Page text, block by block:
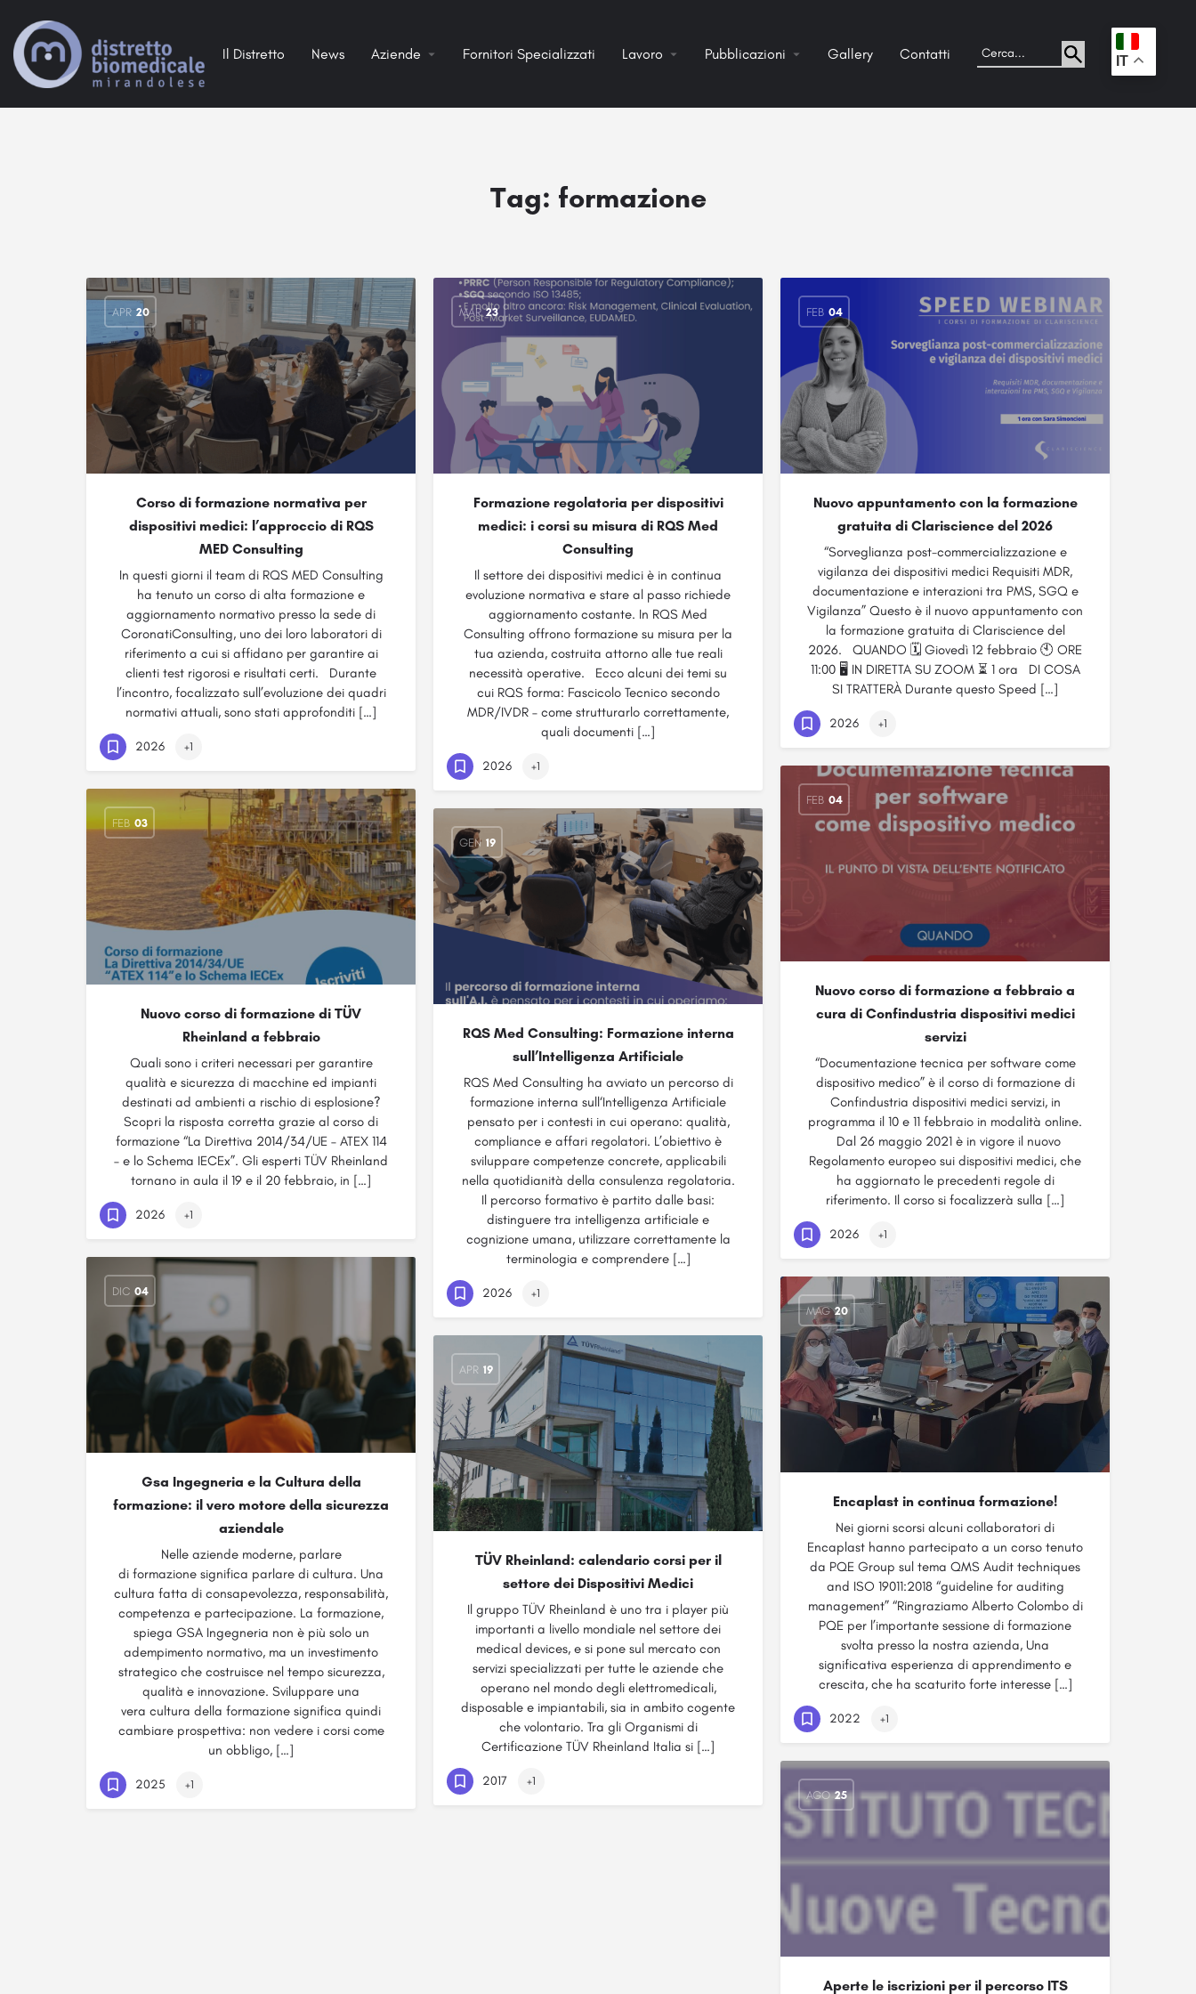
Il Distretto News Aziende Fornitori Specializzati Lavoro Pubblicazioni Gallery Contatti . IT
Tag: formazione
APR 20
Corso di formazione normativa per
dispositivi medici: l’approccio di RQS
MED Consulting
In questi giorni il team di RQS MED Consulting
ha tenuto un corso di alta formazione e
aggiornamento normativo presso la sede di
CoronatiConsulting, uno dei loro laboratori di
riferimento a cui si affidano per garantire ai
clienti test rigorosi e risultati certi. Durante
l’incontro, focalizzato sull’evoluzione dei quadri
normativi attuali, sono stati approfonditi […]
2026 +1
MAR 23
Formazione regolatoria per dispositivi
medici: i corsi su misura di RQS Med
Consulting
Il settore dei dispositivi medici è in continua
evoluzione normativa e stare al passo richiede
aggiornamento costante. In RQS Med
Consulting offrono formazione su misura per la
tua azienda, costruita attorno alle tue reali
necessità operative. Ecco alcuni dei temi su
cui RQS forma: Fascicolo Tecnico secondo
MDR/IVDR – come strutturarlo correttamente,
quali documenti […]
2026 +1
FEB 04
Nuovo appuntamento con la formazione
gratuita di Clariscience del 2026
“Sorveglianza post-commercializzazione e
vigilanza dei dispositivi medici Requisiti MDR,
documentazione e interazioni tra PMS, SGQ e
Vigilanza” Questo è il nuovo appuntamento con
la formazione gratuita di Clariscience del
2026. QUANDO 🗓️ Giovedì 12 febbraio 🕙 ORE
11:00 🖥️ IN DIRETTA SU ZOOM ⏳ 1 ora DI COSA
SI TRATTERÀ Durante questo Speed […]
2026 +1
FEB 04
Nuovo corso di formazione a febbraio a
cura di Confindustria dispositivi medici
servizi
“Documentazione tecnica per software come
dispositivo medico” è il corso di formazione di
Confindustria dispositivi medici servizi, in
programma il 10 e 11 febbraio in modalità online.
Dal 26 maggio 2021 è in vigore il nuovo
Regolamento europeo sui dispositivi medici, che
ha aggiornato le precedenti regole di
riferimento. Il corso si focalizzerà sulla […]
2026 +1
FEB 03
Nuovo corso di formazione di TÜV
Rheinland a febbraio
Quali sono i criteri necessari per garantire
qualità e sicurezza di macchine ed impianti
destinati ad ambienti a rischio di esplosione?
Scopri la risposta corretta grazie al corso di
formazione “La Direttiva 2014/34/UE – ATEX 114
– e lo Schema IECEx”. Gli esperti TÜV Rheinland
tornano in aula il 19 e il 20 febbraio, in […]
2026 +1
GEN 19
RQS Med Consulting: Formazione interna
sull’Intelligenza Artificiale
RQS Med Consulting ha avviato un percorso di
formazione interna sull‘Intelligenza Artificiale
pensato per i contesti in cui operano: qualità,
compliance e affari regolatori. L’obiettivo è
sviluppare competenze concrete, applicabili
nella quotidianità della consulenza regolatoria.
Il percorso formativo è partito dalle basi:
distinguere tra intelligenza artificiale e
cognizione umana, utilizzare correttamente la
terminologia e comprendere […]
2026 +1
DIC 04
Gsa Ingegneria e la Cultura della
formazione: il vero motore della sicurezza
aziendale
Nelle aziende moderne, parlare
di formazione significa parlare di cultura. Una
cultura fatta di consapevolezza, responsabilità,
competenza e partecipazione. La formazione,
spiega GSA Ingegneria non è più solo un
adempimento normativo, ma un investimento
strategico che costruisce nel tempo sicurezza,
qualità e innovazione. Sviluppare una
vera cultura della formazione significa quindi
cambiare prospettiva: non vedere i corsi come
un obbligo, […]
2025 +1
MAG 20
Encaplast in continua formazione!
Nei giorni scorsi alcuni collaboratori di
Encaplast hanno partecipato a un corso tenuto
da PQE Group sul tema QMS Audit techniques
and ISO 19011:2018 “guideline for auditing
management” “Ringraziamo Alberto Colombo di
PQE per l’importante sessione di formazione
svolta presso la nostra azienda, Una
significativa esperienza di apprendimento e
crescita, che ha scaturito forte interesse […]
2022 +1
APR 19
TÜV Rheinland: calendario corsi per il
settore dei Dispositivi Medici
Il gruppo TÜV Rheinland è uno tra i player più
importanti a livello mondiale nel settore dei
medical devices, e si pone sul mercato con
servizi specializzati per tutte le aziende che
operano nel mondo degli elettromedicali,
disposable e impiantabili, sia in ambito cogente
che volontario. Tra gli Organismi di
Certificazione TÜV Rheinland Italia si […]
2017
+1
AGO 25
Aperte le iscrizioni per il percorso ITS